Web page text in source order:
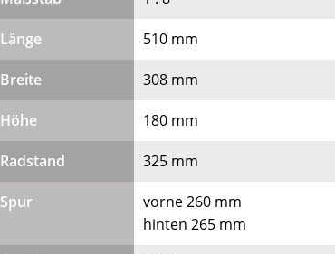
Länge 510 mm
Breite 308 mm
Höhe 180 mm
Radstand 325 mm
Spur
vorne 260 mm
hinten 265 mm